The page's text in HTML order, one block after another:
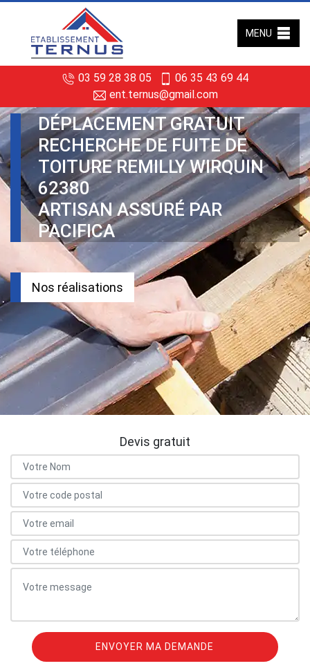
03 59 28 38 05
06 35 43 69 44
ent.ternus@gmail.com
MENU
DÉPLACEMENT GRATUIT
RECHERCHE DE FUITE DE
TOITURE REMILLY WIRQUIN
62380
ARTISAN ASSURÉ PAR
PACIFICA
Nos réalisations
Devis gratuit